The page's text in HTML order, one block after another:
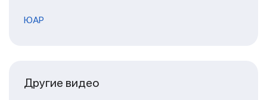
ЮАР
Другие видео